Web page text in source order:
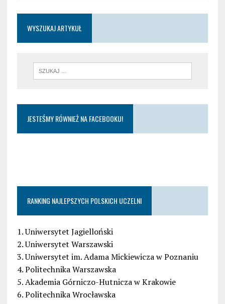
WYSZUKAJ ARTYKUŁ
JESTEŚMY RÓWNIEŻ NA FACEBOOKU!
RANKING NAJLEPSZYCH POLSKICH UCZELNI
1. Uniwersytet Jagielloński
2. Uniwersytet Warszawski
3. Uniwersytet im. Adama Mickiewicza w Poznaniu
4. Politechnika Warszawska
5. Akademia Górniczo-Hutnicza w Krakowie
6. Politechnika Wrocławska